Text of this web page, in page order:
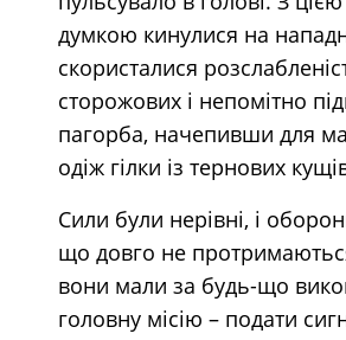
думкою кинулися на
скористалися
сторожових і непомітно
пагорба, начепивши для
одіж гілки із тернових
Сили були нерівні, і
що довго не
вони мали за будь-що
головну місію – подати